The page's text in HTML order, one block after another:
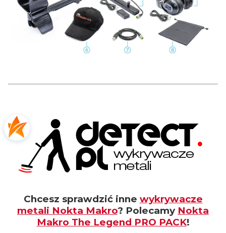
Chcesz sprawdzić inne wykrywacze
metali Nokta Makro? Polecamy Nokta
Makro The Legend PRO PACK!